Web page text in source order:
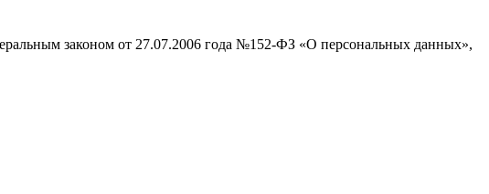
законом от 27.07.2006 года №152-ФЗ «О персональных данных»,